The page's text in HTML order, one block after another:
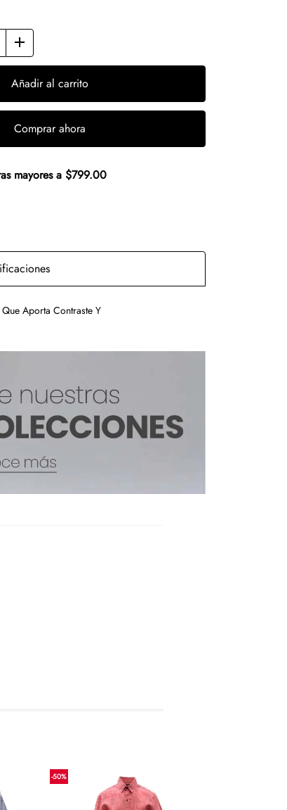
Añadir al carrito
Comprar ahora
mayores a $799.00
Aporta Contraste Y
-50%